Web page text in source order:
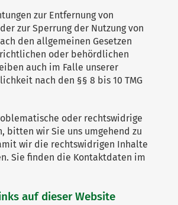
zur Entfernung von
zur Sperrung der Nutzung von
den allgemeinen Gesetzen
oder behördlichen
auch im Falle unserer
nach den §§ 8 bis 10 TMG
oder rechtswidrige
bitten wir Sie uns umgehend zu
wir die rechtswidrigen Inhalte
Sie finden die Kontaktdaten im
auf dieser Website